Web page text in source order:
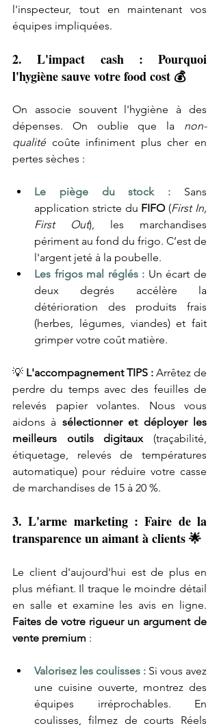
l'inspecteur, tout en maintenant vos
équipes impliquées.
2. L'impact cash : Pourquoi
l'hygiène sauve votre food cost 💰
On associe souvent l'hygiène à des
dépenses. On oublie que la non-
qualité coûte infiniment plus cher en
pertes sèches :
Le piège du stock : Sans
application stricte du FIFO (First In,
First Out), les marchandises
périment au fond du frigo. C’est de
l'argent jeté à la poubelle.
Les frigos mal réglés : Un écart de
deux degrés accélère la
détérioration des produits frais
(herbes, légumes, viandes) et fait
grimper votre coût matière.
💡 L'accompagnement TIPS : Arrêtez de
perdre du temps avec des feuilles de
relevés papier volantes. Nous vous
aidons à sélectionner et déployer les
meilleurs outils digitaux (traçabilité,
étiquetage, relevés de températures
automatique) pour réduire votre casse
de marchandises de 15 à 20 %.
3. L'arme marketing : Faire de la
transparence un aimant à clients 🌟
Le client d'aujourd'hui est de plus en
plus méfiant. Il traque le moindre détail
Faites de votre rigueur un argument de
vente premium :
Valorisez les coulisses : Si vous avez
une cuisine ouverte, montrez des
équipes irréprochables. En
coulisses, filmez de courts Réels